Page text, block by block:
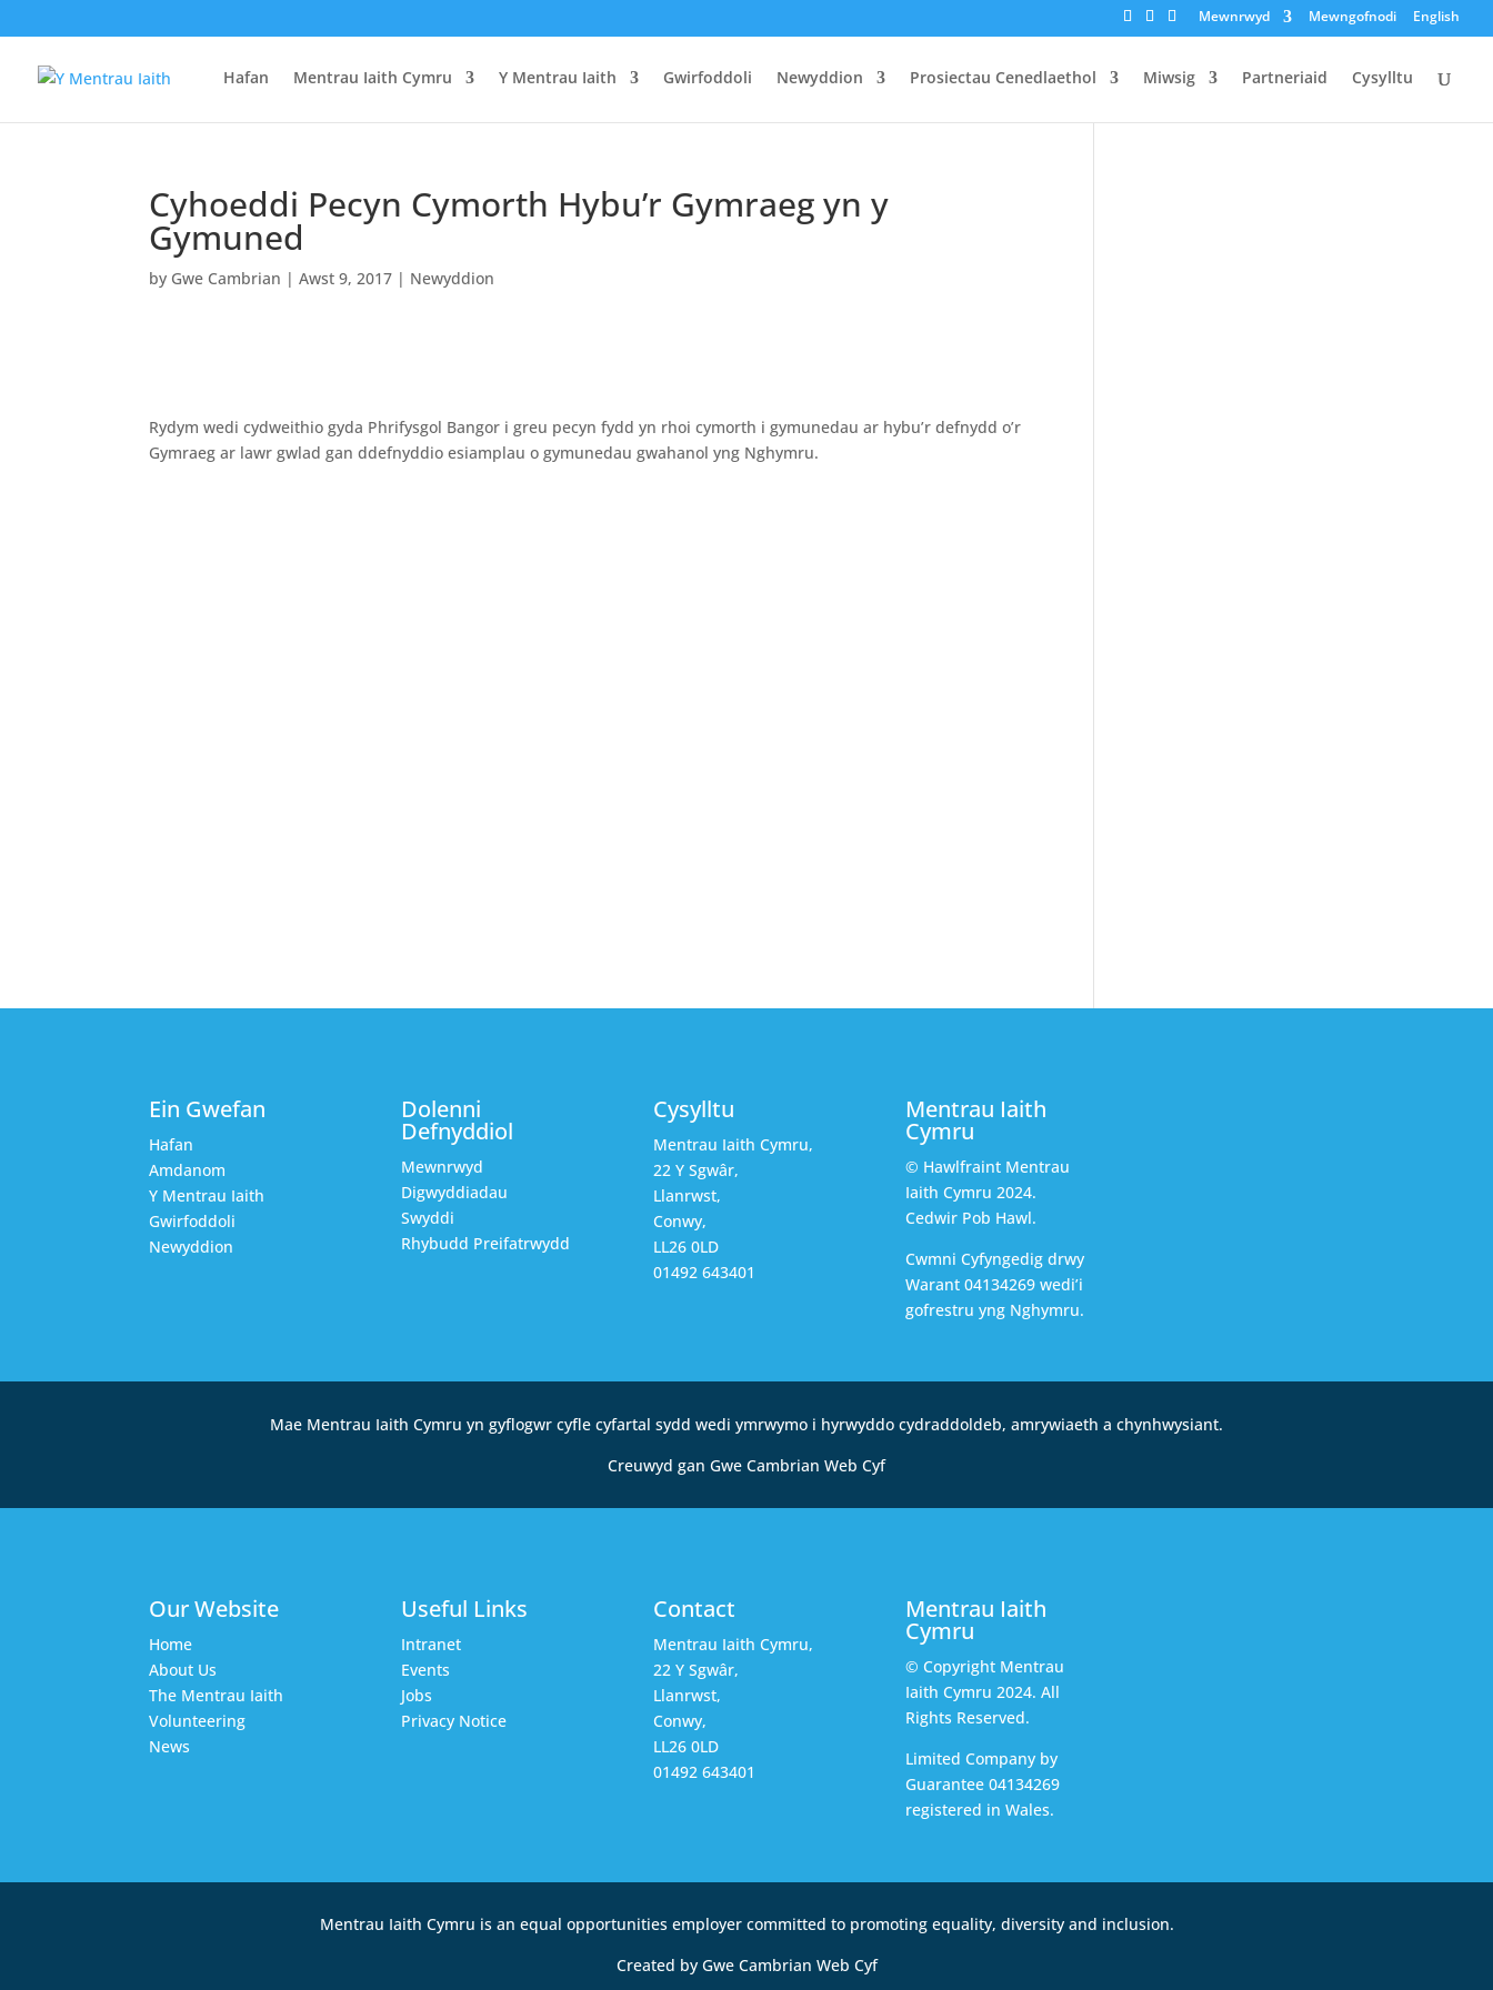
Mewnrwyd Mewngofnodi English
Hafan Mentrau Iaith Cymru Y Mentrau Iaith Gwirfoddoli Newyddion Prosiectau Cenedlaethol Miwsig Partneriaid Cysylltu
Cyhoeddi Pecyn Cymorth Hybu’r Gymraeg yn y
Gymuned
by Gwe Cambrian |Awst 9, 2017 | Newyddion
Rydym wedi cydweithio gyda Phrifysgol Bangor i greu pecyn fydd yn rhoi cymorth i gymunedau ar hybu’r defnydd o’r
Gymraeg ar lawr gwlad gan ddefnyddio esiamplau o gymunedau gwahanol yng Nghymru.
Ein Gwefan
Hafan
Amdanom
Y Mentrau Iaith
Gwirfoddoli
Newyddion
Dolenni
Defnyddiol
Mewnrwyd
Digwyddiadau
Swyddi
Rhybudd Preifatrwydd
Cysylltu
Mentrau Iaith Cymru,
22 Y Sgwâr,
Llanrwst,
Conwy,
LL26 0LD
01492 643401
Mentrau Iaith
Cymru
© Hawlfraint Mentrau
Iaith Cymru 2024.
Cedwir Pob Hawl.
Cwmni Cyfyngedig drwy
Warant 04134269 wedi’i
gofrestru yng Nghymru.
Mae Mentrau Iaith Cymru yn gyflogwr cyfle cyfartal sydd wedi ymrwymo i hyrwyddo cydraddoldeb, amrywiaeth a chynhwysiant.
Creuwyd gan Gwe Cambrian Web Cyf
Our Website
Home
About Us
The Mentrau Iaith
Volunteering
News
Useful Links
Intranet
Events
Jobs
Privacy Notice
Contact
Mentrau Iaith Cymru,
22 Y Sgwâr,
Llanrwst,
Conwy,
LL26 0LD
01492 643401
Mentrau Iaith
Cymru
© Copyright Mentrau
Iaith Cymru 2024. All
Rights Reserved.
Limited Company by
Guarantee 04134269
registered in Wales.
Mentrau Iaith Cymru is an equal opportunities employer committed to promoting equality, diversity and inclusion.
Created by Gwe Cambrian Web Cyf